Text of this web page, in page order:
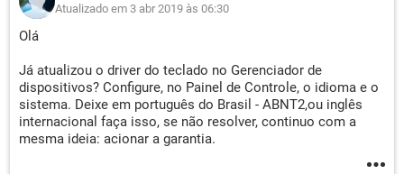
Atualizado em 3 abr 2019 às 06:30
Olá
Já atualizou o driver do teclado no Gerenciador de
dispositivos? Configure, no Painel de Controle, o idioma e o
sistema. Deixe em português do Brasil - ABNT2,ou inglês
internacional faça isso, se não resolver, continuo com a
mesma ideia: acionar a garantia.